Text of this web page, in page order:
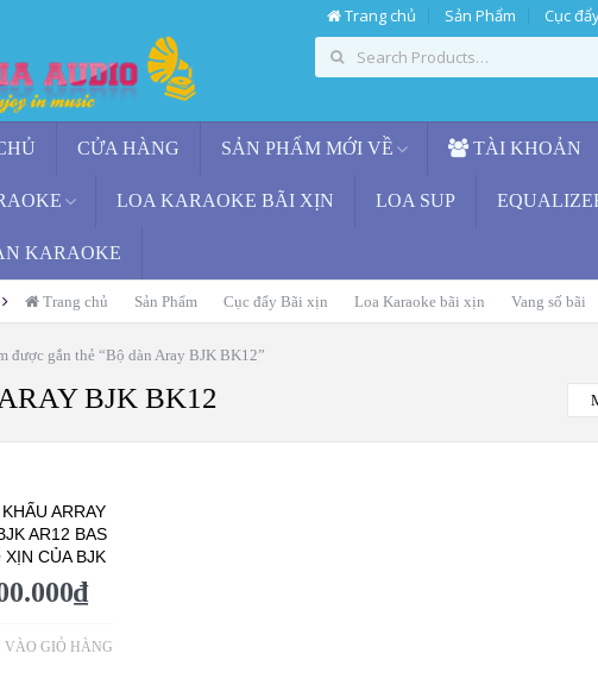
Trang chủ Sản Phẩm Cục
CỬA HÀNG SẢN PHẨM MỚI VỀ TÀI KHOẢN
LOA KARAOKE BÃI XỊN LOA SUP
KARAOKE
Trang chủ Sản Phẩm Cục đẩy Bãi xịn Loa Karaoke bãi xịn Vang số bãi
được gắn thẻ “Bộ dàn Aray BJK BK12”
BJK BK12
ARRAY
AR12 BAS
XỊN CỦA BJK
₫
VÀO GIỎ HÀNG